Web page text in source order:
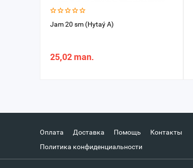
Jam 20 sm (Hytaý A)
25,02 man.
Оплата Доставка Помощь
Контакты
Политика конфиденциальности